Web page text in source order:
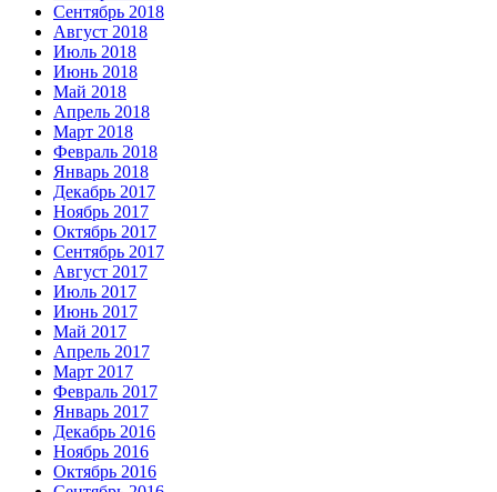
Сентябрь 2018
Август 2018
Июль 2018
Июнь 2018
Май 2018
Апрель 2018
Март 2018
Февраль 2018
Январь 2018
Декабрь 2017
Ноябрь 2017
Октябрь 2017
Сентябрь 2017
Август 2017
Июль 2017
Июнь 2017
Май 2017
Апрель 2017
Март 2017
Февраль 2017
Январь 2017
Декабрь 2016
Ноябрь 2016
Октябрь 2016